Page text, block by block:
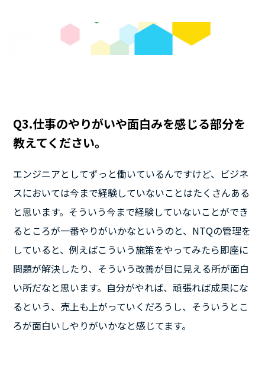
Q3.仕事のやりがいや面白みを感じる部分を
教えてください。
エンジニアとしてずっと働いているんですけど、ビジネ
スにおいては今まで経験していないことはたくさんある
と思います。そういう今まで経験していないことができ
るところが一番やりがいかなというのと、NTQの管理を
していると、例えばこういう施策をやってみたら即座に
問題が解決したり、そういう改善が目に見える所が面白
い所だなと思います。自分がやれば、頑張れば成果にな
るという、売上も上がっていくだろうし、そういうとこ
ろが面白いしやりがいかなと感じてます。